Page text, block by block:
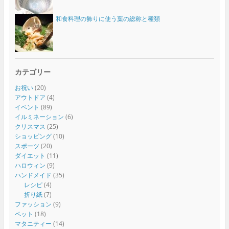
和食料理の飾りに使う葉の総称と種類
カテゴリー
お祝い(20)
アウトドア (4)
イベント (89)
イルミネーション (6)
クリスマス (25)
ショッピング(10)
スポーツ (20)
ダイエット (11)
ハロウィン (9)
ハンドメイド (35)
レシピ(4)
折り紙(7)
ファッション (9)
ペット (18)
マタニティー (14)